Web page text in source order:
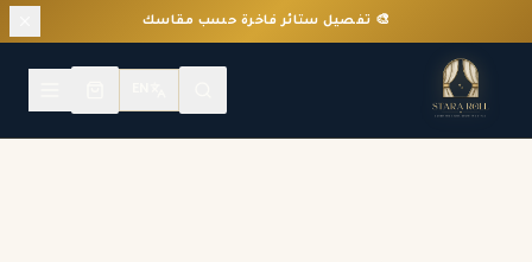
🎨 تفصيل ستائر فاخرة حسب مقاسك